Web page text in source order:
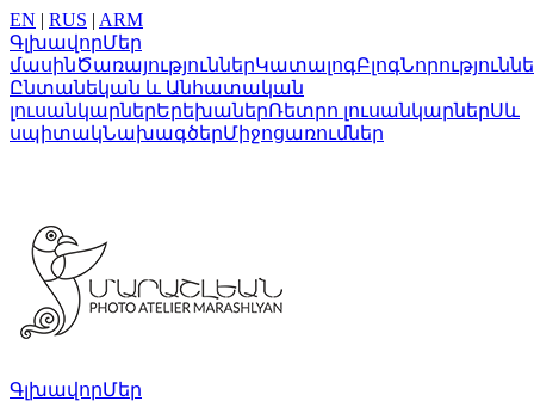
EN | RUS | ARM
ԳլխավորՄեր
մասինԾառայություններԿատալոգԲլոգ
Ընտանեկան և Անհատական
լուսանկարներԵրեխաներՌետրո լուսանկարներՍև
սպիտակՆախագծերՄիջոցառումներ
ԳլխավորՄեր